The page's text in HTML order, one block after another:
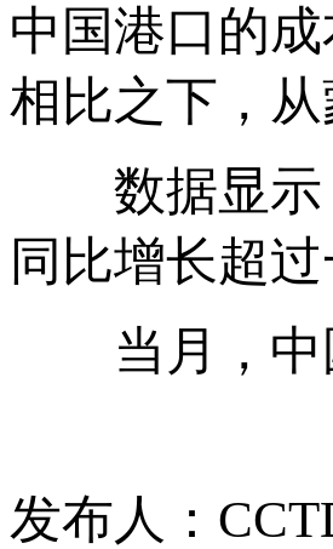
中国港口的
相比之下，
数据显示，
同比增长超过
当月，中
发布人：